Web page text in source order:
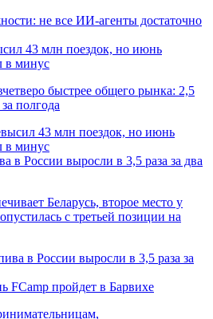
43 млн поездок, но июнь
в минус
быстрее общего рынка: 2,5
полгода
в России выросли в 3,5 раза за два
Беларусь, второе место у
с третьей позиции на
FCamp пройдет в Барвихе